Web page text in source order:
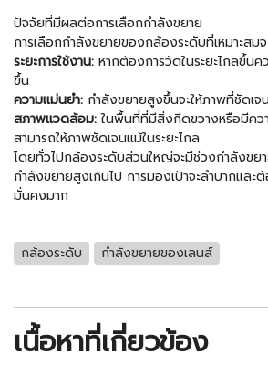
ปัจจัยที่มีผลต่อการเลือกกำลังขยาย
การเลือกกำลังขยายของกล้องระดับที่เหมาะสม
ระยะการใช้งาน: หากต้องการวัดในระยะไกลขึ้น
ขึ้น
ความแม่นยำ: กำลังขยายสูงขึ้นจะให้ภาพที่ชัดเจ
สภาพแวดล้อม:ในพื้นที่ที่มีสิ่งกีดขวางหรือมีค
สามารถให้ภาพชัดเจนแม้ในระยะไกล
โดยทั่วไปกล้องระดับส่วนใหญ่จะมีช่วงกำลังขยา
กำลังขยายสูงเกินไป การมองเป้าจะลำบากแล
มั่นคงมาก
กล้องระดับ กำลังขยายของเลนส์
เนื้อหาที่เกี่ยวข้อง